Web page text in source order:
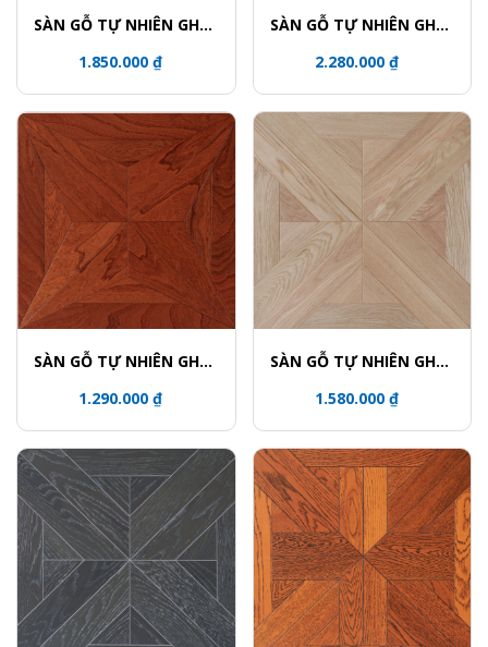
SÀN GỖ TỰ NHIÊN GHÉP
1.850.000 ₫
SÀN GỖ TỰ NHIÊN GHÉP
2.280.000 ₫
SÀN GỖ TỰ NHIÊN GHÉP
1.290.000 ₫
SÀN GỖ TỰ NHIÊN GHÉP
1.580.000 ₫